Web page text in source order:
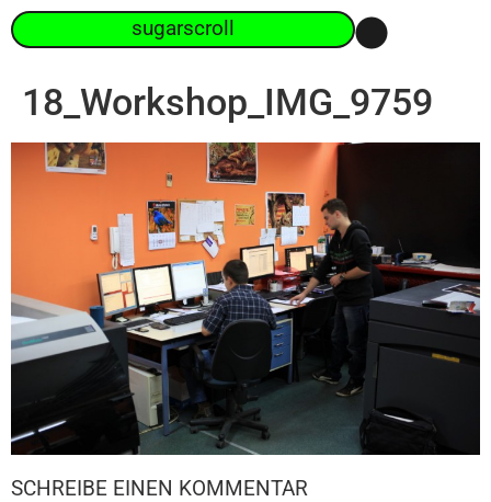
sugarscroll
18_Workshop_IMG_9759
SCHREIBE EINEN KOMMENTAR